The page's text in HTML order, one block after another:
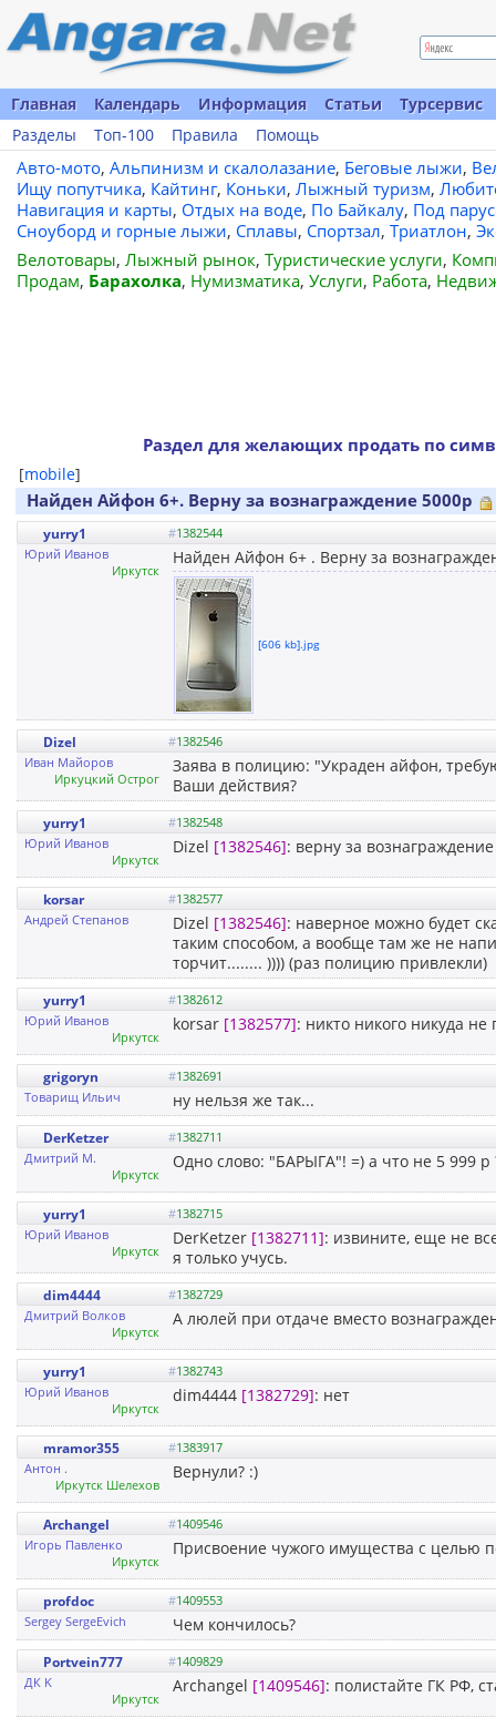
Главная Календарь Информация Статьи
Турсервис
Разделы
Топ-100 Правила Помощь
Авто-мото, Альпинизм и скалолазание, Беговые лыжи,
Ищу попутчика, Кайтинг, Коньки, Лыжный туризм,
Навигация и карты, Отдых на воде, По Байкалу, Под
Сноуборд и горные лыжи, Сплавы, Спортзал, Триатлон,
Велотовары, Лыжный рынок, Туристические услуги,
Продам, Барахолка, Нумизматика, Услуги, Работа,
Раздел для желающих продать по
[mobile]
Найден Айфон 6+. Верну за вознаграждение 5000р
yurry1 #1382544
Юрий Иванов
Иркутск
Найден Айфон 6+ . Верну за
[606 kb].jpg
Dizel #1382546
Иван Майоров
Иркуцкий Острог
Заява в полицию: "Украден айфон,
Ваши действия?
yurry1 #1382548
Юрий Иванов
Иркутск
Dizel [1382546]: верну за вознаграждение
korsar #1382577
Андрей Степанов
Dizel [1382546]: наверное можно будет
таким способом, а вообще там же не
торчит........ )))) (раз полицию привлекли)
yurry1 #1382612
Юрий Иванов
Иркутск
korsar [1382577]: никто никого никуда не
grigoryn #1382691
Товарищ Ильич
ну нельзя же так...
DerKetzer #1382711
Дмитрий М.
Иркутск
Одно слово: "БАРЫГА"! =) а что не 5 999 р
yurry1 #1382715
Юрий Иванов
Иркутск
DerKetzer [1382711]: извините, еще не
я только учусь.
dim4444 #1382729
Дмитрий Волков
Иркутск
А люлей при отдаче вместо
yurry1 #1382743
Юрий Иванов
Иркутск
dim4444 [1382729]: нет
mramor355 #1383917
Антон .
Иркутск Шелехов
Вернули? :)
Archangel #1409546
Игорь Павленко
Иркутск
Присвоение чужого имущества с целью
profdoc #1409553
Sergey SergeEvich
Чем кончилось?
Portvein777 #1409829
ДК K
Иркутск
Archangel [1409546]: полистайте ГК РФ,